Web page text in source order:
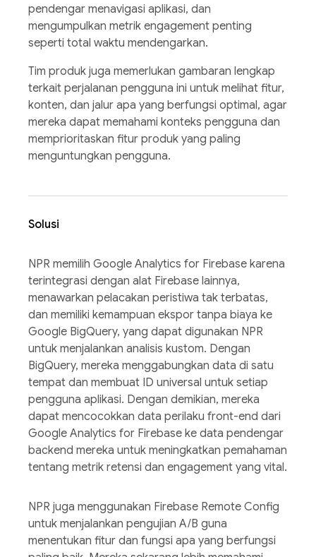
pendengar menavigasi aplikasi, dan
mengumpulkan metrik engagement penting
seperti total waktu mendengarkan.
Tim produk juga memerlukan gambaran lengkap
terkait perjalanan pengguna ini untuk melihat fitur,
konten, dan jalur apa yang berfungsi optimal, agar
mereka dapat memahami konteks pengguna dan
memprioritaskan fitur produk yang paling
menguntungkan pengguna.
Solusi
NPR memilih Google Analytics for Firebase karena
terintegrasi dengan alat Firebase lainnya,
menawarkan pelacakan peristiwa tak terbatas,
dan memiliki kemampuan ekspor tanpa biaya ke
Google BigQuery, yang dapat digunakan NPR
untuk menjalankan analisis kustom. Dengan
BigQuery, mereka menggabungkan data di satu
tempat dan membuat ID universal untuk setiap
pengguna aplikasi. Dengan demikian, mereka
dapat mencocokkan data perilaku front-end dari
Google Analytics for Firebase ke data pendengar
backend mereka untuk meningkatkan pemahaman
tentang metrik retensi dan engagement yang vital.
NPR juga menggunakan Firebase Remote Config
untuk menjalankan pengujian A/B guna
menentukan fitur dan fungsi apa yang berfungsi